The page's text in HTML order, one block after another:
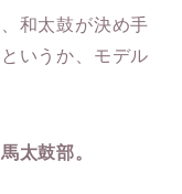
和太鼓が決め手
いうか、モデル
太鼓部。